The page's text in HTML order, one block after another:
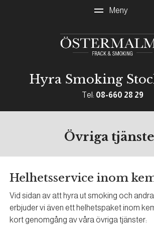
Hyra Smoking
Tel: 08-660 28 29
Övriga
Helhetsservice inom
Vid sidan av att hyra ut smoking och
erbjuder vi även ett helhetspaket inom
kort genomgång av våra övriga tjänster: